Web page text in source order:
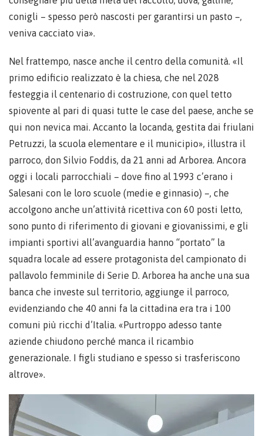
conigli – spesso però nascosti per garantirsi un pasto –,
veniva cacciato via».
Nel frattempo, nasce anche il centro della comunità. «Il
primo edificio realizzato è la chiesa, che nel 2028
festeggia il centenario di costruzione, con quel tetto
spiovente al pari di quasi tutte le case del paese, anche se
qui non nevica mai. Accanto la locanda, gestita dai friulani
Petruzzi, la scuola elementare e il municipio», illustra il
parroco, don Silvio Foddis, da 21 anni ad Arborea. Ancora
oggi i locali parrocchiali – dove fino al 1993 c’erano i
Salesani con le loro scuole (medie e ginnasio) –, che
accolgono anche un’attività ricettiva con 60 posti letto,
sono punto di riferimento di giovani e giovanissimi, e gli
impianti sportivi all’avanguardia hanno “portato” la
squadra locale ad essere protagonista del campionato di
pallavolo femminile di Serie D. Arborea ha anche una sua
banca che investe sul territorio, aggiunge il parroco,
evidenziando che 40 anni fa la cittadina era tra i 100
comuni più ricchi d’Italia. «Purtroppo adesso tante
aziende chiudono perché manca il ricambio
generazionale. I figli studiano e spesso si trasferiscono
altrove».